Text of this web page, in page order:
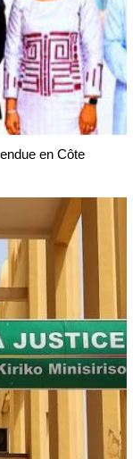
en Côte